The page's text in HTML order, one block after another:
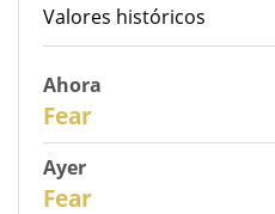
Valores históricos
Ahora
Fear
Ayer
Fear